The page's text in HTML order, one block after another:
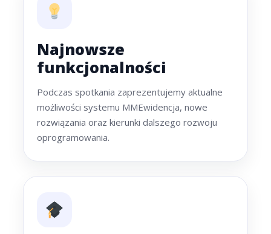
Najnowsze
funkcjonalności
Podczas spotkania zaprezentujemy aktualne
możliwości systemu MMEwidencja, nowe
rozwiązania oraz kierunki dalszego rozwoju
oprogramowania.